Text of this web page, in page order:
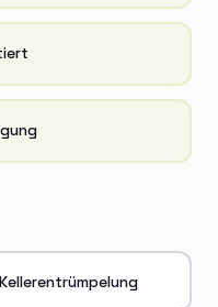
Kellerentrümpelung